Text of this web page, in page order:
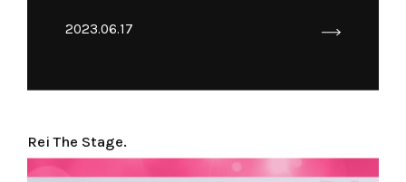
2023.06.17
Rei The Stage.